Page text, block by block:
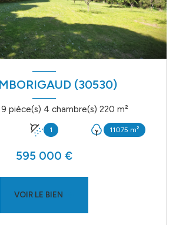
(30530)
Propriete 9 pièce(s) 4 chambre(s) 220 m²
1 11075 m²
595 000 €
VOIR LE BIEN